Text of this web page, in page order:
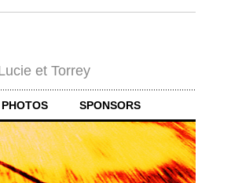
et Torrey
PHOTOS SPONSORS